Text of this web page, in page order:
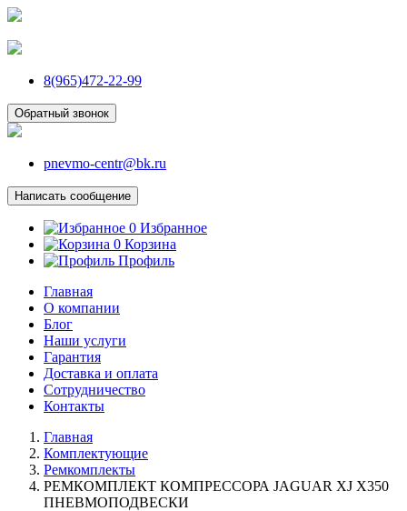
8(965)472-22-99
Обратный звонок
pnevmo-centr@bk.ru
Написать сообщение
0 Избранное
0 Корзина
Профиль
Главная
О компании
Блог
Наши услуги
Гарантия
Доставка и оплата
Сотрудничество
Контакты
Главная
Комплектующие
Ремкомплекты
РЕМКОМПЛЕКТ КОМПРЕССОРА JAGUAR XJ X350
ПНЕВМОПОДВЕСКИ